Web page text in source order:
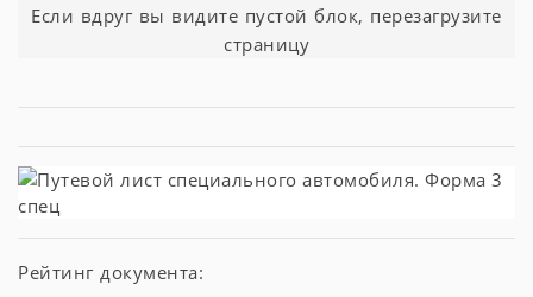
Если вдруг вы видите пустой блок, перезагрузите
страницу
Рейтинг документа: